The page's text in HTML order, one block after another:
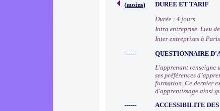
(moins)
DUREE ET TARIF
Durée : 4 jours.
Intra entreprise. Lieu
Inter entreprises à
------
QUESTIONNAIRE
L'apprenant renseigne
ses préférences
formation. Ce dernier
d'apprentissage ainsi
------
ACCESSIBILITE DES